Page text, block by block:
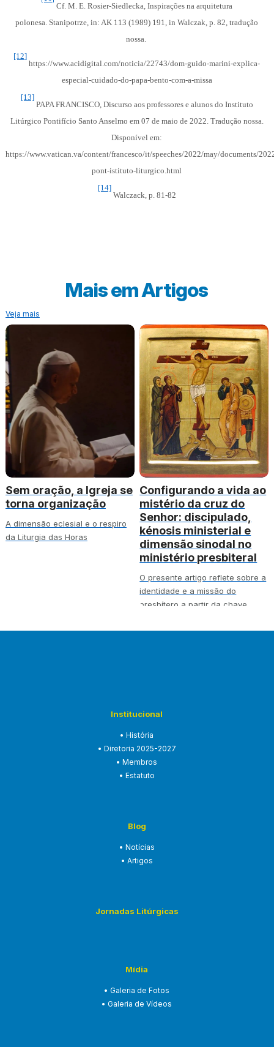
Cf. M. E. Rosier-Siedlecka, Inspirações na arquitetura
polonesa. Stanipotrze, in: AK 113 (1989) 191, in Walczak, p. 82, tradução
nossa.
[12]
https://www.acidigital.com/noticia/22743/dom-guido-marini-explica-
especial-cuidado-do-papa-bento-com-a-missa
[13]
PAPA FRANCISCO, Discurso aos professores e alunos do Instituto
Litúrgico Pontifício Santo Anselmo em 07 de maio de 2022. Tradução nossa.
Disponível em:
https://www.vatican.va/content/francesco/it/speeches/2022/may/documents/
pont-istituto-liturgico.html
[14]
Walczack, p. 81-82
Mais emArtigos
Veja mais
Sem oração, a Igreja se
torna organização
A dimensão eclesial e o respiro
da Liturgia das Horas
Configurando a vida ao
mistério da cruz do
Senhor: discipulado,
kénosis ministerial e
dimensão sinodal no
ministério presbiteral
O presente artigo reflete sobre a
identidade e a missão do
presbítero a partir da chave
Institucional
• História
• Diretoria 2025-2027
• Membros
• Estatuto
Blog
• Notícias
• Artigos
Jornadas Litúrgicas
Mídia
• Galeria de Fotos
• Galeria de Vídeos